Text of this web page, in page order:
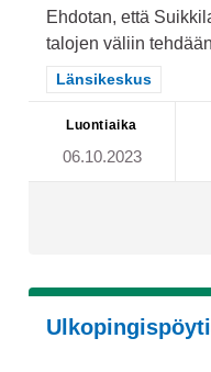
Ehdotan, että
talojen väliin
Rajaa tulokset
Länsikeskus
Luontiaika
06.10.2023